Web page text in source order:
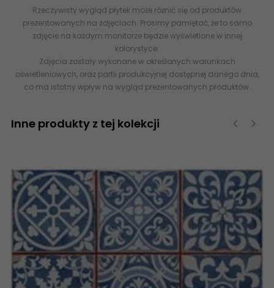
Rzeczywisty wygląd płytek może różnić się od produktów
prezentowanych na zdjęciach. Prosimy pamiętać, że to samo
zdjęcie na każdym monitorze będzie wyświetlone w innej
kolorystyce.
Zdjęcia zostały wykonane w określonych warunkach
oświetleniowych, oraz partii produkcyjnej dostępnej danego dnia,
co ma istotny wpływ na wygląd prezentowanych produktów.
Inne produkty z tej kolekcji